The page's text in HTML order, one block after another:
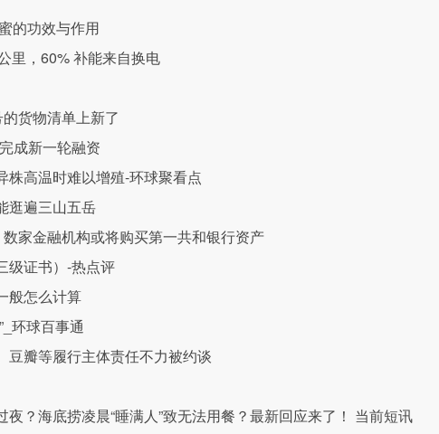
的功效与作用
里，60% 补能来自换电
货物清单上新了
成新一轮融资
株高温时难以增殖-环球聚看点
逛遍三山五岳
家金融机构或将购买第一共和银行资产
级证书）-热点评
般怎么计算
环球百事通
豆瓣等履行主体责任不力被约谈
？海底捞凌晨“睡满人”致无法用餐？最新回应来了！ 当前短讯